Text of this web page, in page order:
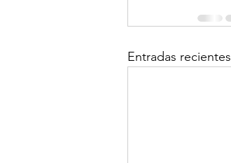
Entradas recientes